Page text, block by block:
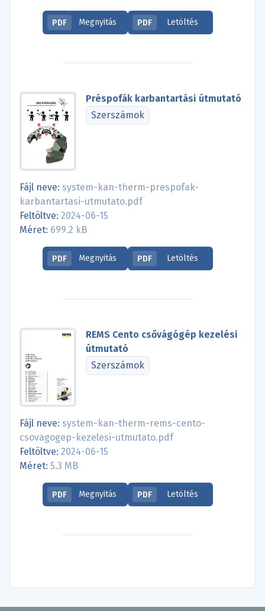
PDF Megnyitás PDF Letöltés
Préspofák karbantartási útmutató
Szerszámok
Fájl neve: system-kan-therm-prespofak-
karbantartasi-utmutato.pdf
Feltöltve: 2024-06-15
Méret: 699.2 kB
PDF Megnyitás PDF Letöltés
REMS Cento csővágógép kezelési
útmutató
Szerszámok
Fájl neve: system-kan-therm-rems-cento-
csovagogep-kezelesi-utmutato.pdf
Feltöltve: 2024-06-15
Méret: 5.3 MB
PDF Megnyitás PDF Letöltés